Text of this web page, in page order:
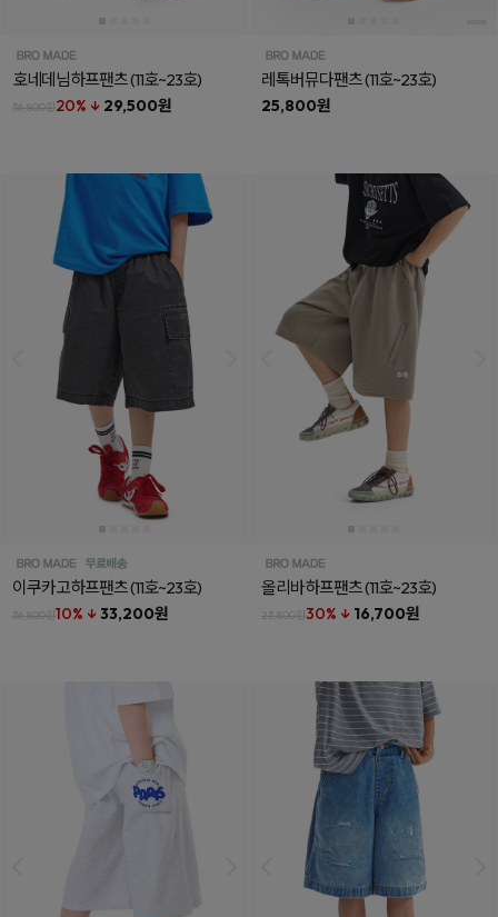
호네데님하프팬츠(11호~23호)
36,800원20% ↓ 29,500원
레톡버뮤다팬츠(11호~23호)
25,800원
이쿠카고하프팬츠(11호~23호)
36,800원10% ↓ 33,200원
올리바하프팬츠(11호~23호)
23,800원30% ↓ 16,700원